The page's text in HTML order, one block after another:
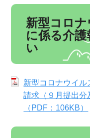
新型コロ
に係る介
い
新型コロナウイ
請求（９月提出分
（PDF：106KB）